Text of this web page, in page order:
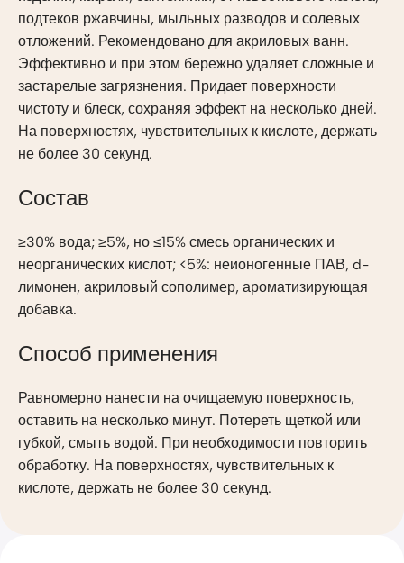
подтеков ржавчины, мыльных разводов и солевых
отложений. Рекомендовано для акриловых ванн.
Эффективно и при этом бережно удаляет сложные и
застарелые загрязнения. Придает поверхности
чистоту и блеск, сохраняя эффект на несколько дней.
На поверхностях, чувствительных к кислоте, держать
не более 30 секунд.
Состав
≥30% вода; ≥5%, но ≤15% смесь органических и
неорганических кислот; <5%: неионогенные ПАВ, d-
лимонен, акриловый сополимер, ароматизирующая
добавка.
Способ применения
Равномерно нанести на очищаемую поверхность,
оставить на несколько минут. Потереть щеткой или
губкой, смыть водой. При необходимости повторить
обработку. На поверхностях, чувствительных к
кислоте, держать не более 30 секунд.